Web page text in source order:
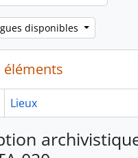
disponibles
éléments
Lieux